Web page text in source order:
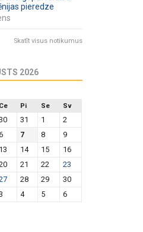
pieredze
Skatīt visus notikumus
2026
Ce Pi Se Sv
31 1
2
7 8
9
13 14 15
16
21 22
23
28 29
30
4 5 6